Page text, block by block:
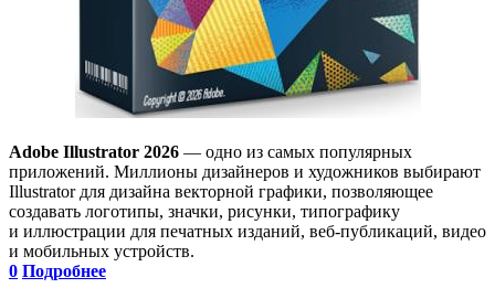
Adobe Illustrator 2026 — одно из самых популярных
приложений. Миллионы дизайнеров и художников выбирают
Illustrator для дизайна векторной графики, позволяющее
создавать логотипы, значки, рисунки, типографику
и иллюстрации для печатных изданий, веб-публикаций, видео
и мобильных устройств.
0 Подробнее